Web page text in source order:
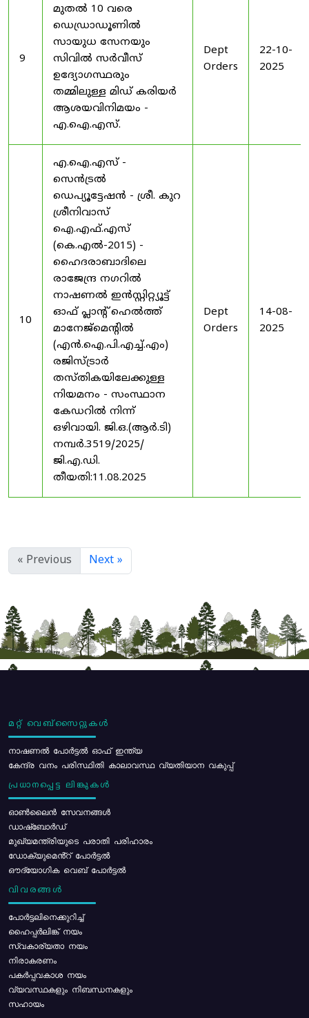
9
മുതൽ 10 വരെ
ഡെഡ്രാഡൂണിൽ
സായുധ സേനയും
സിവിൽ സർവീസ്
ഉദ്യോഗസ്ഥരും
തമ്മിലുള്ള മിഡ് കരിയർ
ആശയവിനിമയം -
എ.ഐ.എസ്.
Dept
Orders
22-10-
2025
10
എ.ഐ.എസ് -
സെൻട്രൽ
ഡെപ്യൂട്ടേഷൻ - ശ്രീ. കുറ
ശ്രീനിവാസ്
ഐ.എഫ്.എസ്
(കെ.എൽ-2015) -
ഹൈദരാബാദിലെ
രാജേന്ദ്ര നഗറിൽ
നാഷണൽ ഇൻസ്റ്റിറ്റ്യൂട്ട്
ഓഫ് പ്ലാന്റ് ഹെൽത്ത്
മാനേജ്‌മെന്റിൽ
(എൻ.ഐ.പി.എച്ച്.എം)
രജിസ്ട്രാർ
തസ്തികയിലേക്കുള്ള
നിയമനം - സംസ്ഥാന
കേഡറിൽ നിന്ന്
ഒഴിവായി. ജി.ഒ.(ആർ.ടി)
നമ്പർ.3519/2025/
ജി.എ.ഡി.
തീയതി:11.08.2025
Dept
Orders
14-08-
2025
« Previous Next »
മറ്റ് വെബ്സൈറ്റുകൾ
നാഷണൽ പോർട്ടൽ ഓഫ് ഇന്ത്യ
കേന്ദ്ര വനം പരിസ്ഥിതി കാലാവസ്ഥ വ്യതിയാന വകുപ്പ്
പ്രധാനപ്പെട്ട ലിങ്കുകൾ
ഓൺലൈൻ സേവനങ്ങൾ
ഡാഷ്ബോർഡ്
മുഖ്യമന്ത്രിയുടെ പരാതി പരിഹാരം
ഡോക്യുമെൻ്റ് പോർട്ടൽ
ഔദ്യോഗിക വെബ് പോർട്ടൽ
വിവരങ്ങൾ
പോര്‍ട്ടലിനെക്കുറിച്ച്
ഹൈപ്പർലിങ്ക് നയം
സ്വകാര്യതാ നയം
നിരാകരണം
പകർപ്പവകാശ നയം
വ്യവസ്ഥകളും നിബന്ധനകളും
സഹായം